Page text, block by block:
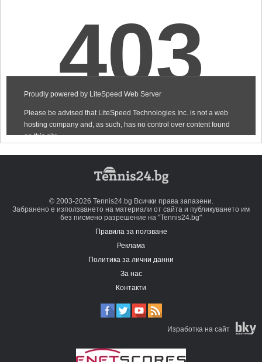
© 2003-2026 Tennis24.bg Всички права запазени.
Забранено е използването на материали от сайта и публикуването им
без писмено разрешение на "Tennis24.bg"
Правила за ползване
Реклама
Политика за лични данни
За нас
Контакти
Изработка на сайт